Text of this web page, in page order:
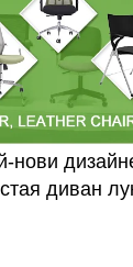
нови
диван